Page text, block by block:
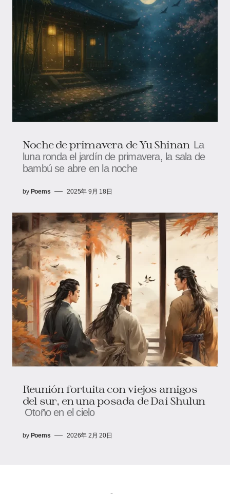
Noche de primavera de Yu Shinan La
luna ronda el jardín de primavera, la sala de
bambú se abre en la noche
by Poems 2025年 9月 18日
Reunión fortuita con viejos amigos
del sur, en una posada de Dai Shulun
Otoño en el cielo
by Poems 2026年 2月 20日